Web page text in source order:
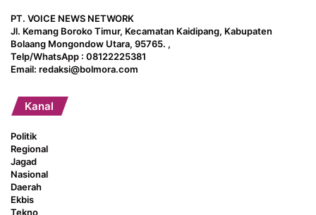
PT. VOICE NEWS NETWORK
Jl. Kemang Boroko Timur, Kecamatan Kaidipang, Kabupaten
Bolaang Mongondow Utara, 95765. ,
Telp/WhatsApp : 08122225381
Email: redaksi@bolmora.com
Kanal
Politik
Regional
Jagad
Nasional
Daerah
Ekbis
Tekno